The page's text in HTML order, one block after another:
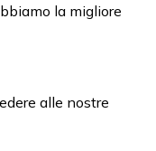
la migliore
alle nostre